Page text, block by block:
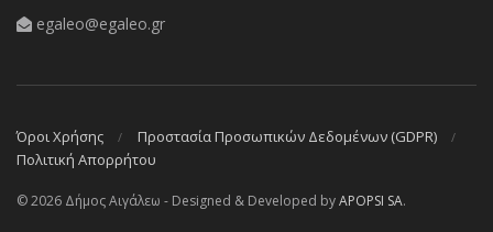
egaleo@egaleo.gr
Όροι Χρήσης
Προστασία Προσωπικών Δεδομένων (GDPR)
Πολιτική Απορρήτου
© 2026 Δήμος Αιγάλεω - Designed & Developed byAPOPSI SA.